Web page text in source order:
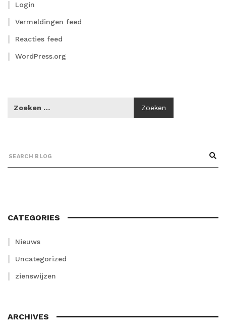
Login
Vermeldingen feed
Reacties feed
WordPress.org
CATEGORIES
Nieuws
Uncategorized
zienswijzen
ARCHIVES